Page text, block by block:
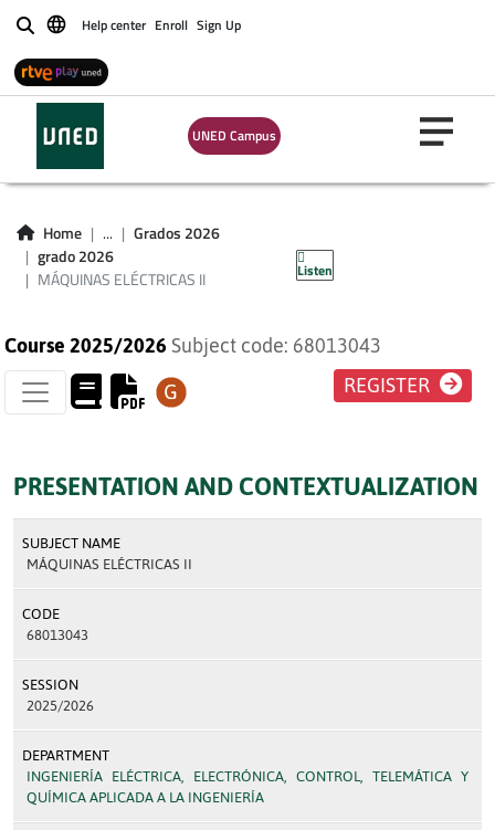
BuscarHelp center Enroll Sign Up
UNED Campus
Home ...
Grados 2026
grado 2026
MÁQUINAS ELÉCTRICAS II
Listen
MÁQUINAS
ELÉCTRICAS II
Course 2025/2026 Subject code: 68013043
REGISTER
PRESENTATION AND CONTEXTUALIZATION
SUBJECT NAME
MÁQUINAS ELÉCTRICAS II
CODE
68013043
SESSION
2025/2026
DEPARTMENT
INGENIERÍA ELÉCTRICA, ELECTRÓNICA, CONTROL, TELEMÁTICA Y
QUÍMICA APLICADA A LA INGENIERÍA